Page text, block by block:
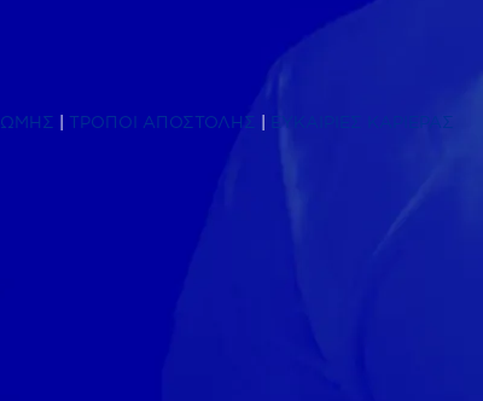
ΤΡΟΠΟΙ ΑΠΟΣΤΟΛΗΣ ΕΥΚΑΙΡΙΕΣ ΚΑΡΙΕΡΑΣ